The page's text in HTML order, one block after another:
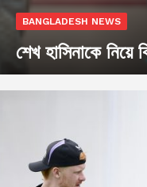
BANGLADESH NEWS
শেখ হাসিনাকে